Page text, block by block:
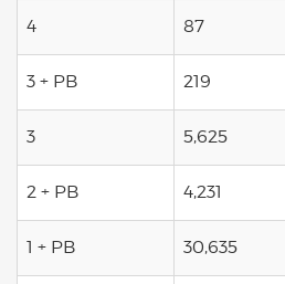
4 87
3 + PB 219
3 5,625
2 + PB 4,231
1 + PB 30,635